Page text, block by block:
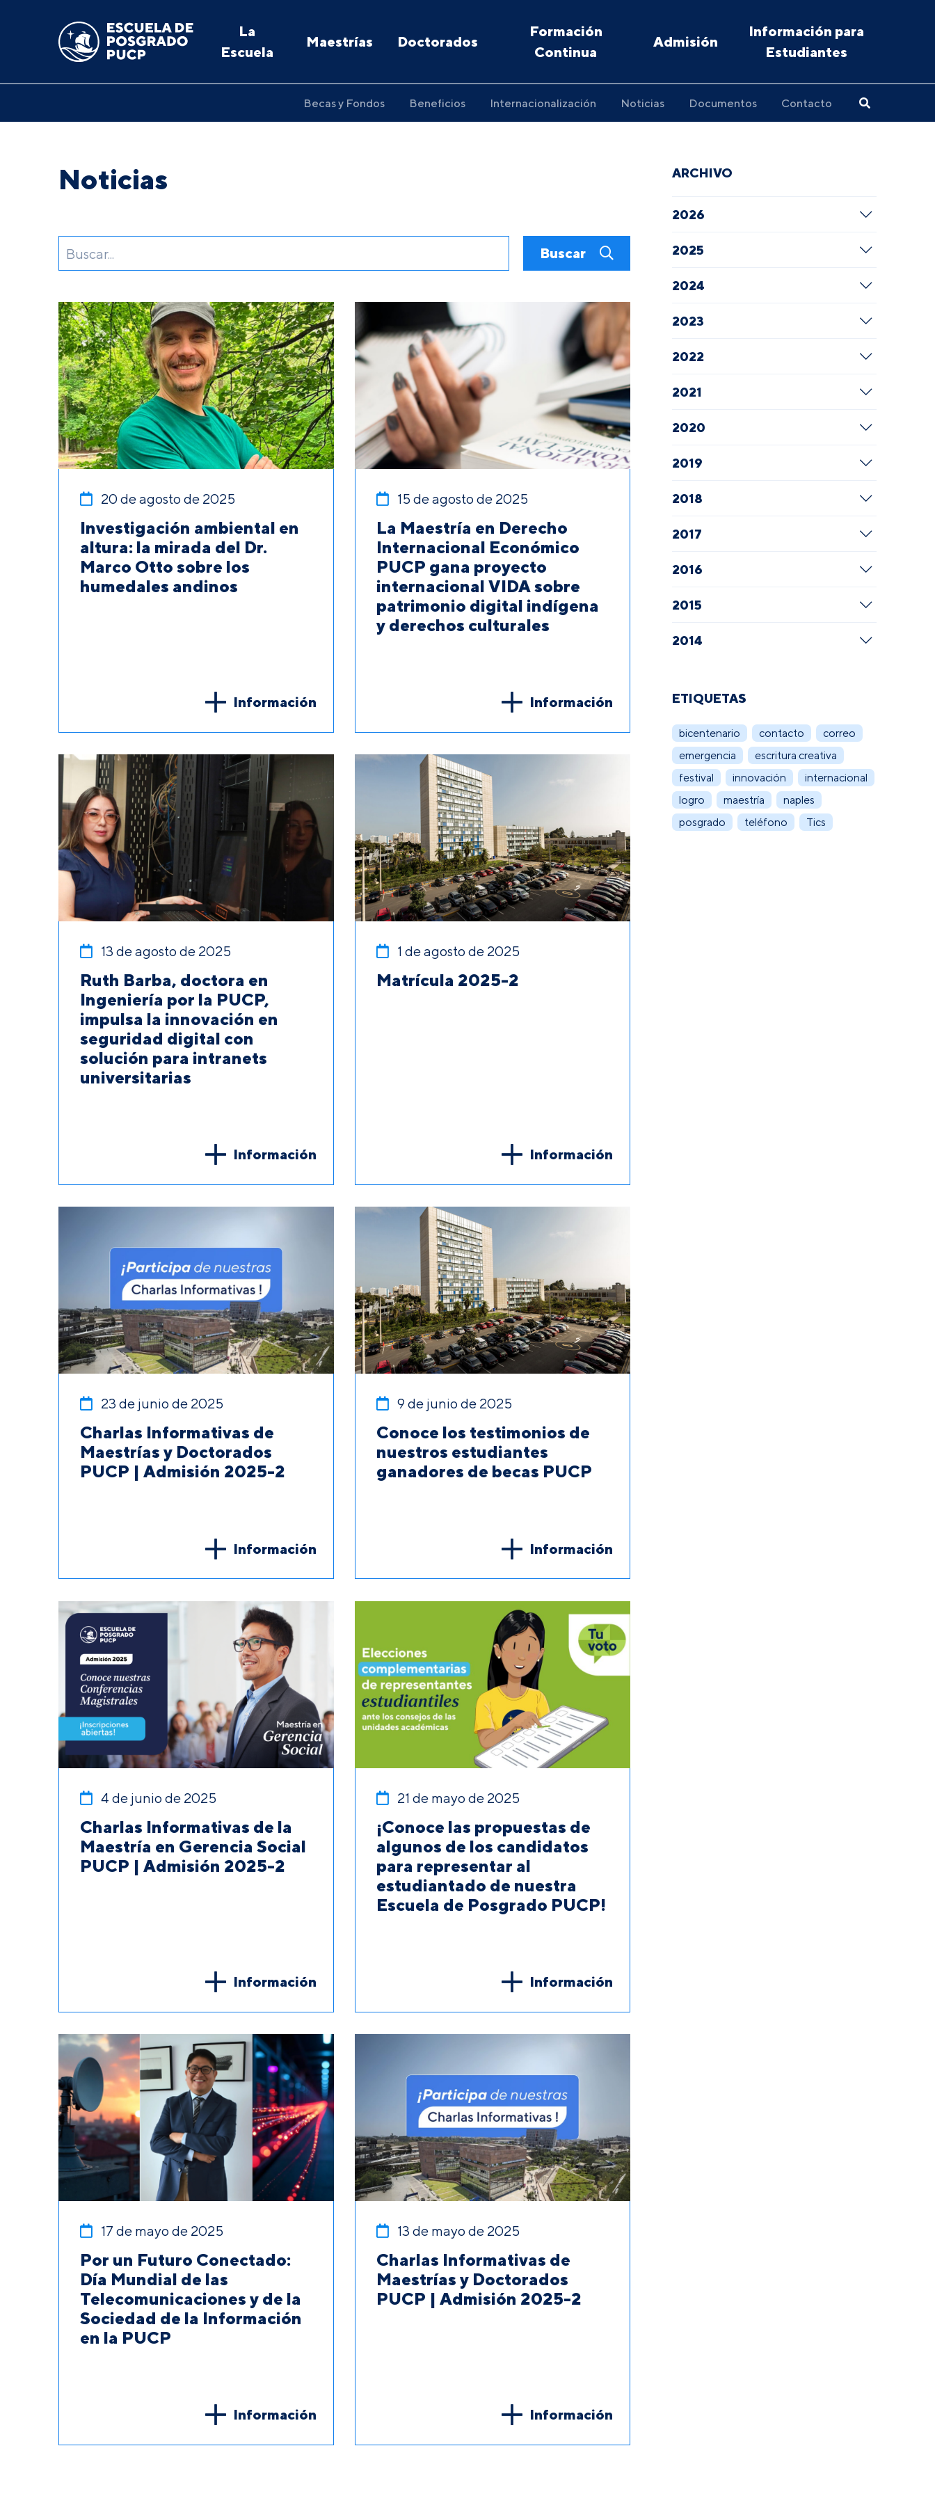
La
Escuela
Maestrías Doctorados
Formación
Continua
Admisión
Información para
Estudiantes
Becas y Fondos Beneficios Internacionalización Noticias Documentos Contacto
Noticias
Buscar
20 de agosto de 2025
Investigación ambiental en
altura: la mirada del Dr.
Marco Otto sobre los
humedales andinos
Información
15 de agosto de 2025
La Maestría en Derecho
Internacional Económico
PUCP gana proyecto
internacional VIDA sobre
patrimonio digital indígena
y derechos culturales
Información
13 de agosto de 2025
Ruth Barba, doctora en
Ingeniería por la PUCP,
impulsa la innovación en
seguridad digital con
solución para intranets
universitarias
Información
1 de agosto de 2025
Matrícula 2025-2
Información
23 de junio de 2025
Charlas Informativas de
Maestrías y Doctorados
PUCP | Admisión 2025-2
Información
9 de junio de 2025
Conoce los testimonios de
nuestros estudiantes
ganadores de becas PUCP
Información
4 de junio de 2025
Charlas Informativas de la
Maestría en Gerencia Social
PUCP | Admisión 2025-2
Información
21 de mayo de 2025
¡Conoce las propuestas de
algunos de los candidatos
para representar al
estudiantado de nuestra
Escuela de Posgrado PUCP!
Información
17 de mayo de 2025
Por un Futuro Conectado:
Día Mundial de las
Telecomunicaciones y de la
Sociedad de la Información
en la PUCP
Información
13 de mayo de 2025
Charlas Informativas de
Maestrías y Doctorados
PUCP | Admisión 2025-2
Información
ARCHIVO
2026
2025
2024
2023
2022
2021
2020
2019
2018
2017
2016
2015
2014
ETIQUETAS
bicentenario contacto
correo
emergencia
escritura creativa
festival
innovación
internacional
logro
maestría
naples
posgrado
teléfono Tics